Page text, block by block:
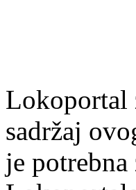
Lokoportal
sadržaj
je